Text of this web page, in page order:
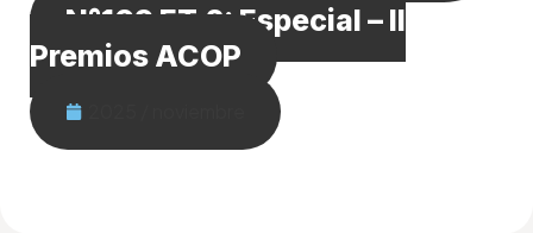
N°109 ET.2: Especial – II
Premios ACOP